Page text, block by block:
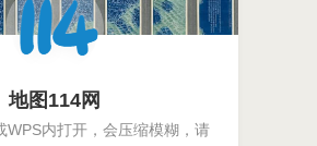
地图114网
WPS内打开，会压缩模糊，请